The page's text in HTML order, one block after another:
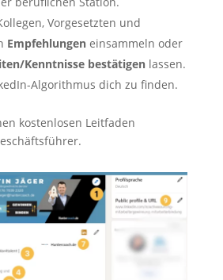
Vorgesetzten und
Empfehlungen einsammeln oder
Kenntnisse bestätigenlassen.
Algorithmus dich zu finden.
kostenlosen Leitfaden